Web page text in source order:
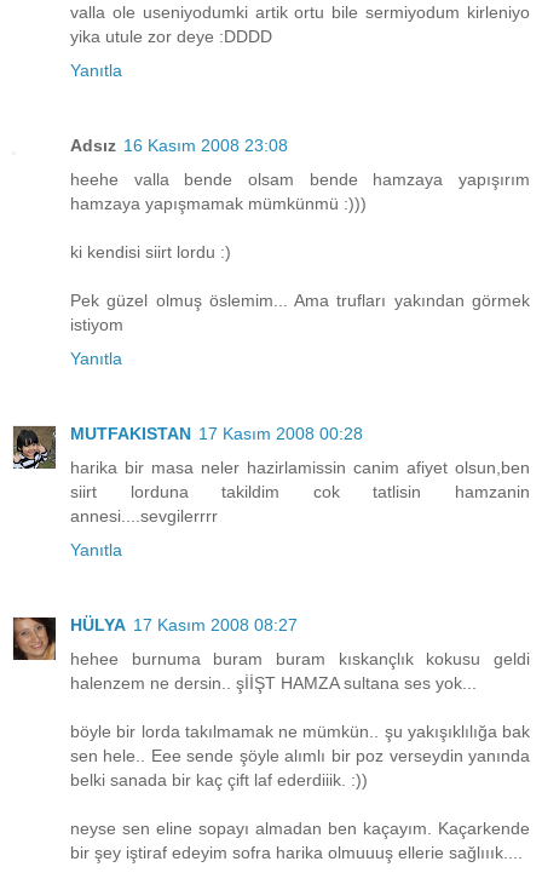
valla ole useniyodumki artik ortu bile sermiyodum kirleniyo
yika utule zor deye :DDDD
Yanıtla
Adsız 16 Kasım 2008 23:08
heehe valla bende olsam bende hamzaya yapışırım
hamzaya yapışmamak mümkünmü :)))
ki kendisi siirt lordu :)
Pek güzel olmuş öslemim... Ama trufları yakından görmek
istiyom
Yanıtla
MUTFAKISTAN 17 Kasım 2008 00:28
harika bir masa neler hazirlamissin canim afiyet olsun,ben
siirt lorduna takildim cok tatlisin hamzanin
annesi....sevgilerrrr
Yanıtla
HÜLYA 17 Kasım 2008 08:27
hehee burnuma buram buram kıskançlık kokusu geldi
halenzem ne dersin.. şİİŞT HAMZA sultana ses yok...
böyle bir lorda takılmamak ne mümkün.. şu yakışıklılığa bak
sen hele.. Eee sende şöyle alımlı bir poz verseydin yanında
belki sanada bir kaç çift laf ederdiiik. :))
neyse sen eline sopayı almadan ben kaçayım. Kaçarkende
bir şey iştiraf edeyim sofra harika olmuuuş ellerie sağlııık....